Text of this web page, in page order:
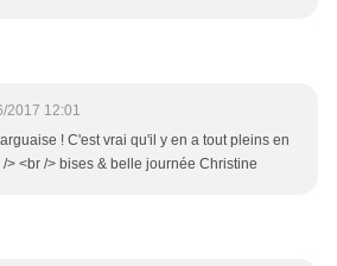
2017 12:01
! C'est vrai qu'il y en a tout pleins en
> <br /> bises & belle journée Christine